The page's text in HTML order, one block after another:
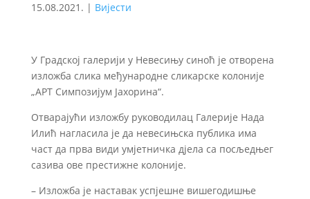
15.08.2021. | Вијести
У Градској галерији у Невесињу синоћ је отворена
изложба слика међународне сликарске колоније
„АРТ Симпозијум Јахорина“.
Отварајући изложбу руководилац Галерије Нада
Илић нагласила је да невесињска публика има
част да прва види умјетничка дјела са посљедњег
сазива ове престижне колоније.
– Изложба је наставак успјешне вишегодишње